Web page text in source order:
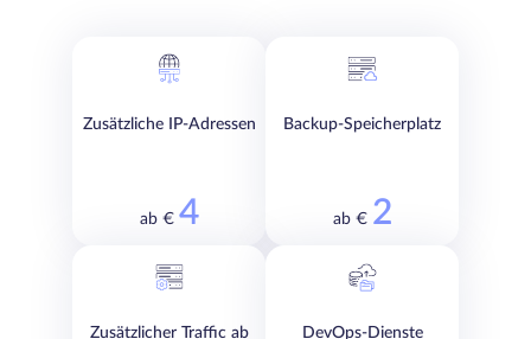
Zusätzliche IP-Adressen
ab € 4
Backup-Speicherplatz
ab € 2
Zusätzlicher Traffic ab
DevOps-Dienste